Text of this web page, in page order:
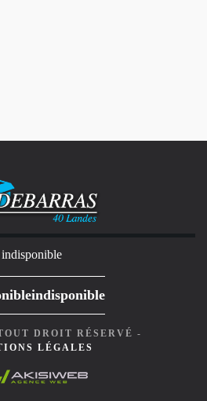
indisponible
indisponible
DROIT RÉSERVÉ -
LÉGALES